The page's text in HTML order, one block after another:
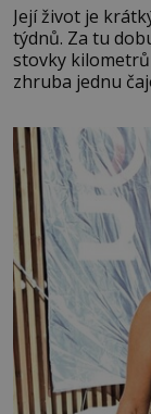
Její život je
týdnů. Za tu
stovky
zhruba jednu
tisíc příslušnic